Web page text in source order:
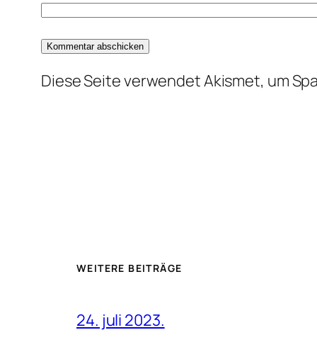
Diese Seite verwendet Akismet, um
WEITERE BEITRÄGE
24. juli 2023.